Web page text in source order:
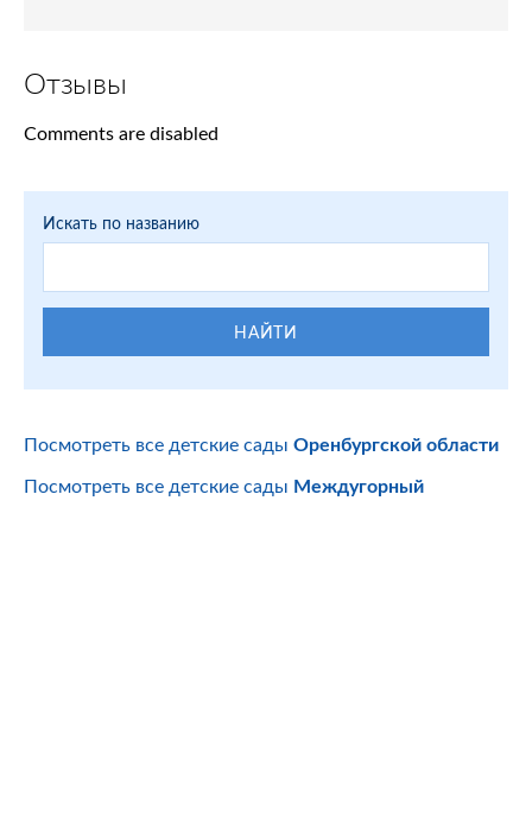
Отзывы
Comments are disabled
Искать по названию
НАЙТИ
Посмотреть все детские сады Оренбургской области
Посмотреть все детские сады Междугорный